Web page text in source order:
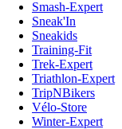
Smash-Expert
Sneak'In
Sneakids
Training-Fit
Trek-Expert
Triathlon-Expert
TripNBikers
Vélo-Store
Winter-Expert